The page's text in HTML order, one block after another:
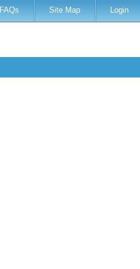
FAQs Site Map Login